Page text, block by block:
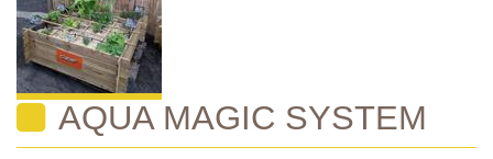
AQUA MAGIC SYSTEM